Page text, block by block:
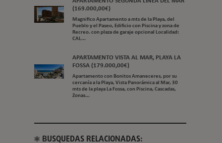
(169.000,00€)
Magnifico Apartamento a mts de la Playa, del
Pueblo y el Paseo, Edificio con Piscina y zona de
Recreo. con plaza de garaje opcional Localidad:
CAL...
APARTAMENTO VISTA AL MAR, PLAYA LA
FOSSA (179.000,00€)
Apartamento con Bonitos Amaneceres, por su
cercanía a la Playa, Vista Panorámica al Mar, 30
mts de la playa La Fossa, con Piscina, Cascadas,
Zonas...
BUSQUEDAS RELACIONADAS: